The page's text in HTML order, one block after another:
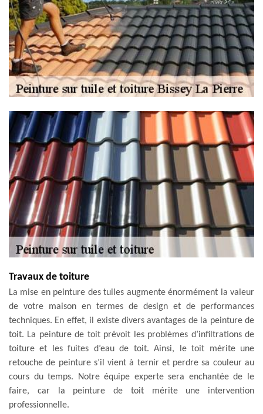
Travaux de toiture
La mise en peinture des tuiles augmente énormément la valeur
de votre maison en termes de design et de performances
techniques. En effet, il existe divers avantages de la peinture de
toit. La peinture de toit prévoit les problèmes d’infiltrations de
toiture et les fuites d’eau de toit. Ainsi, le toit mérite une
retouche de peinture s’il vient à ternir et perdre sa couleur au
cours du temps. Notre équipe experte sera enchantée de le
faire, car la peinture de toit mérite une intervention
professionnelle.